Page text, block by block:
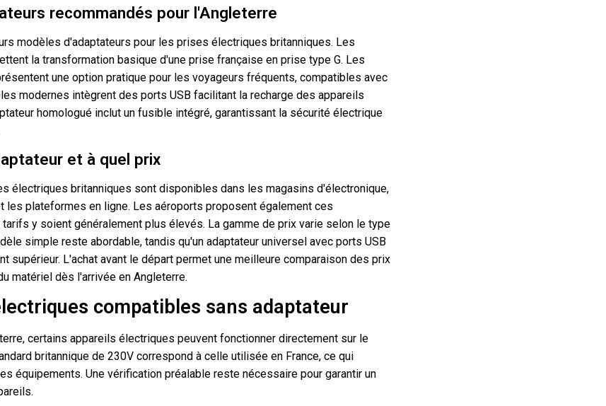
recommandés pour l'Angleterre
modèles d'adaptateurs pour les prises électriques britanniques. Les
la transformation basique d'une prise française en prise type G. Les
une option pratique pour les voyageurs fréquents, compatibles avec
modernes intègrent des ports USB facilitant la recharge des appareils
homologué inclut un fusible intégré, garantissant la sécurité électrique
et à quel prix
électriques britanniques sont disponibles dans les magasins d'électronique,
les plateformes en ligne. Les aéroports proposent également ces
y soient généralement plus élevés. La gamme de prix varie selon le type
simple reste abordable, tandis qu'un adaptateur universel avec ports USB
supérieur. L'achat avant le départ permet une meilleure comparaison des prix
matériel dès l'arrivée en Angleterre.
compatibles sans adaptateur
certains appareils électriques peuvent fonctionner directement sur le
britannique de 230V correspond à celle utilisée en France, ce qui
équipements. Une vérification préalable reste nécessaire pour garantir un